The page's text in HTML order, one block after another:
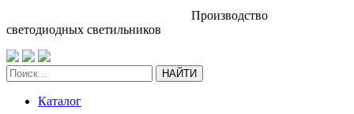
Производство
светодиодных светильников
НАЙТИ
Каталог